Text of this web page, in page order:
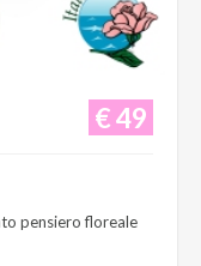
€ 49
pensiero floreale